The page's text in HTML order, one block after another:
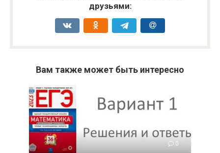
друзьями:
Вам также может быть интересно
0